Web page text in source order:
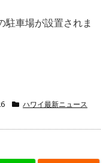
駐車場が設置されま
ハワイ最新ニュース